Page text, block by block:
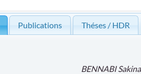
Publications Théses / HDR
BENNABI